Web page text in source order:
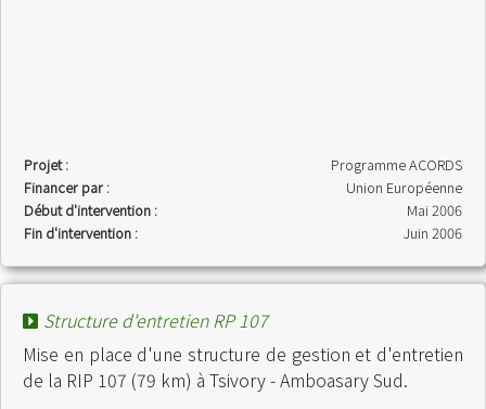
Projet :
Programme ACORDS
Financer par :
Union Européenne
Début d'intervention :
Mai 2006
Fin d'intervention :
Juin 2006
Structure d'entretien RP 107
Mise en place d'une structure de gestion et d'entretien
de la RIP 107 (79 km) à Tsivory - Amboasary Sud.